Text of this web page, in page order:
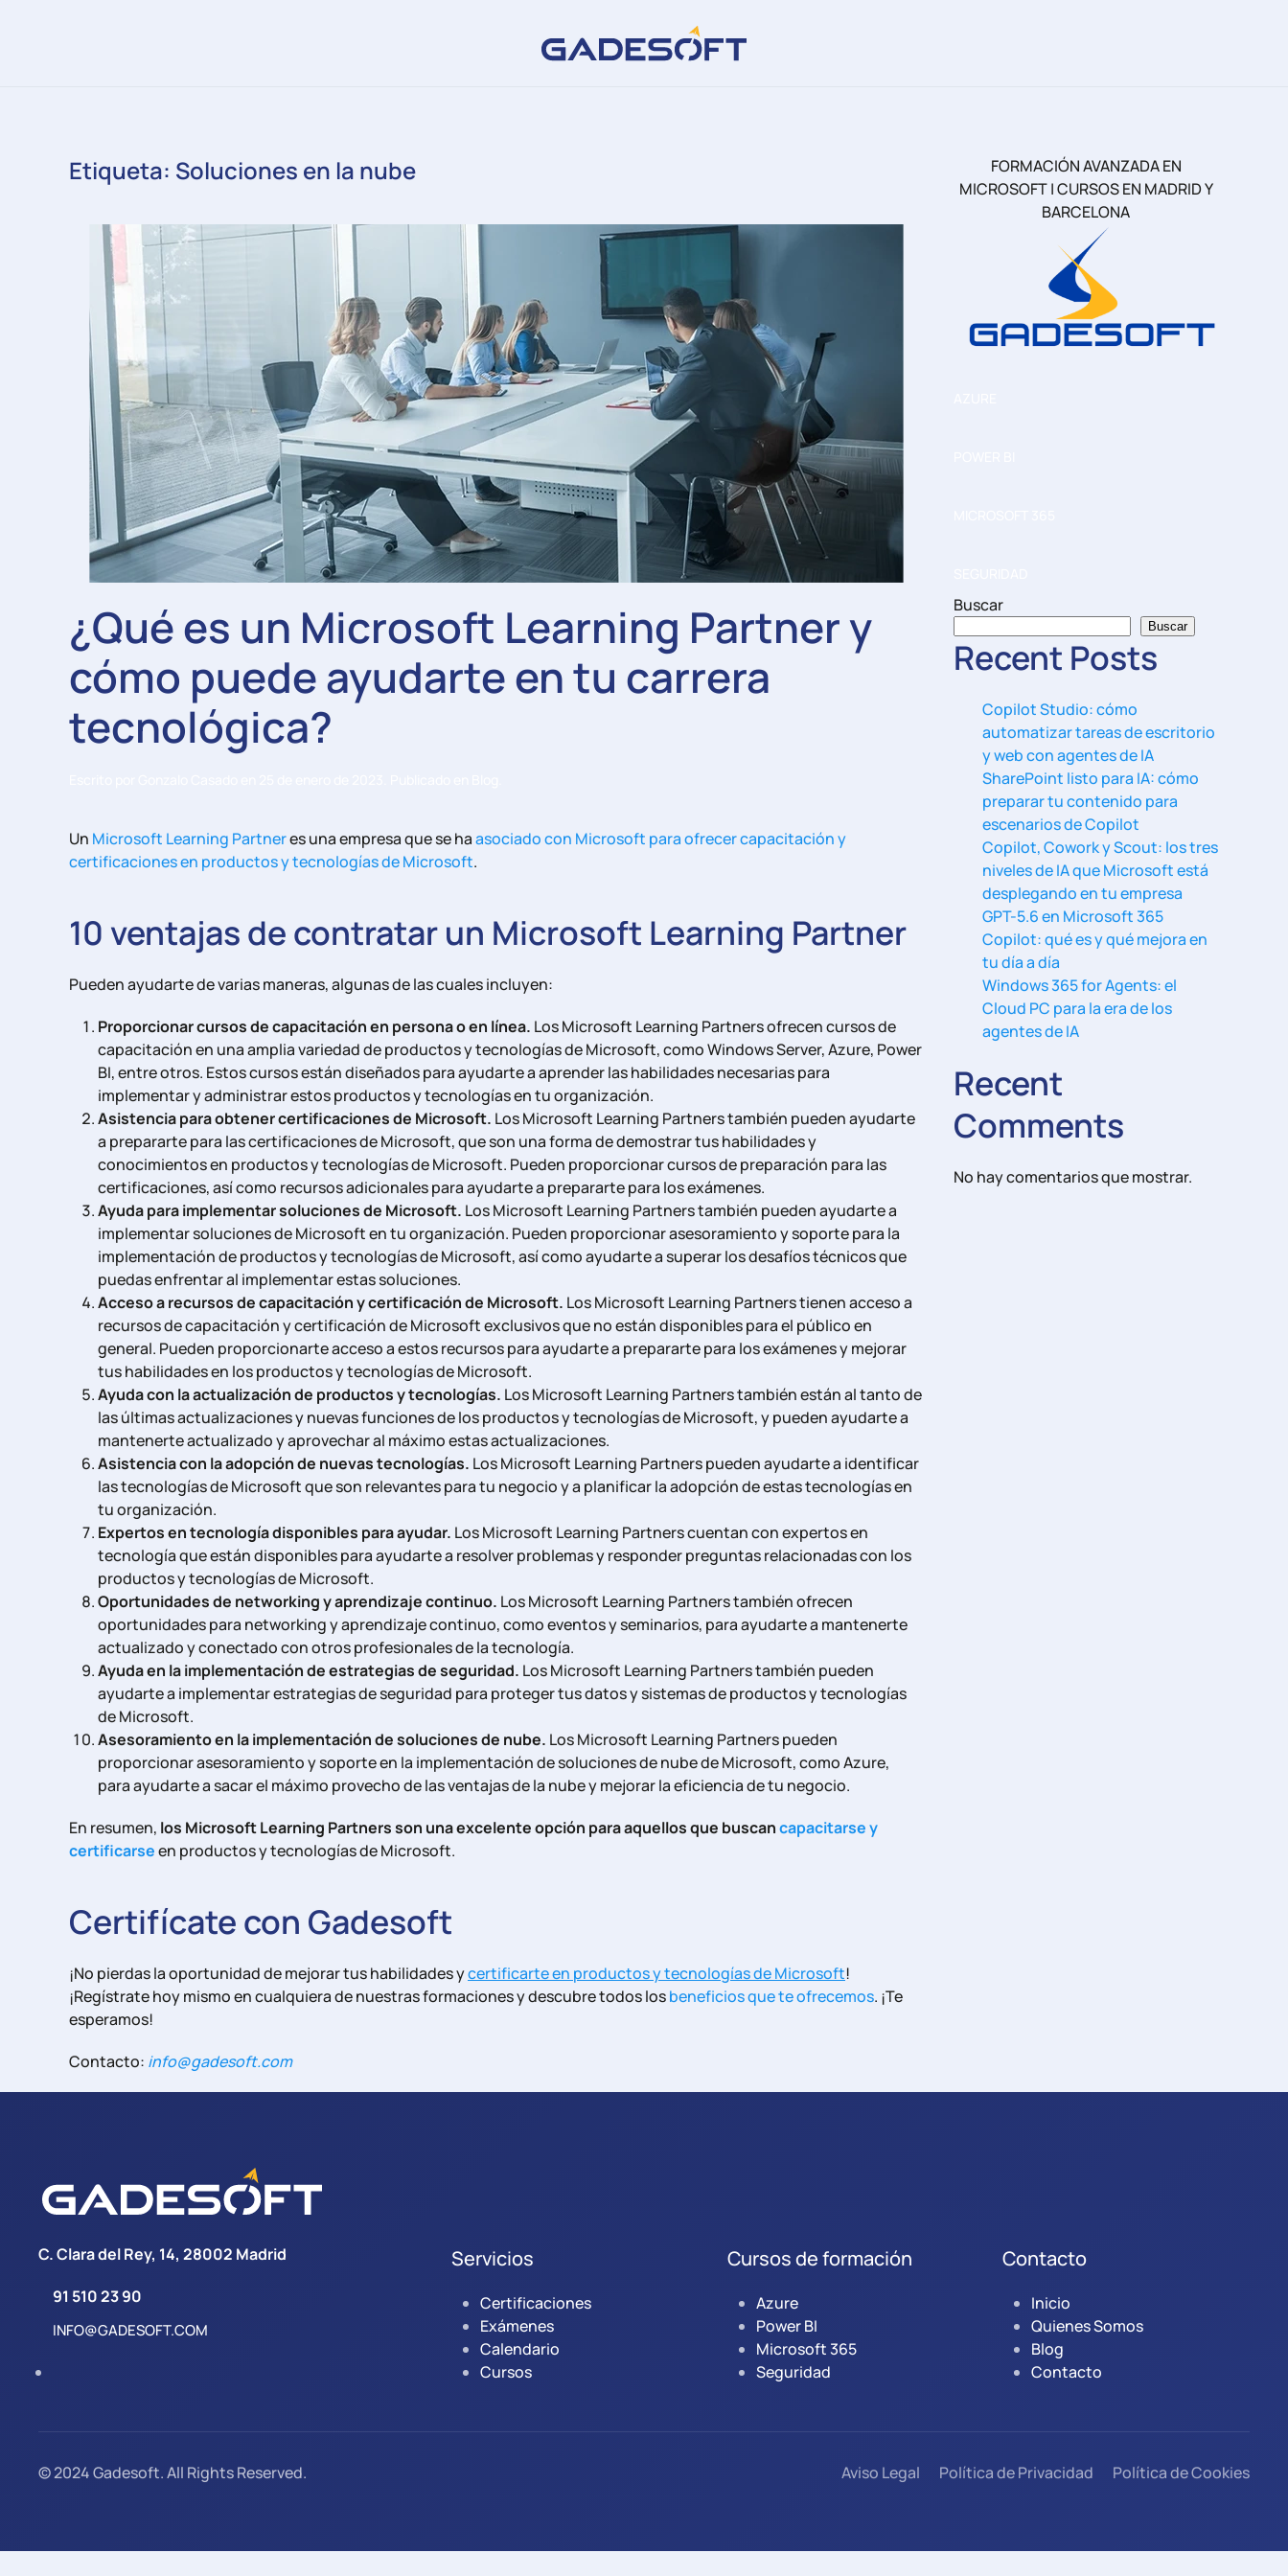
Etiqueta: Soluciones en la nube
¿Qué es un Microsoft Learning Partner y
cómo puede ayudarte en tu carrera
tecnológica?
Un Microsoft Learning Partneres una empresa que se haasociado con Microsoft para ofrecer capacitación y
certificaciones en productos y tecnologías de Microsoft.
10 ventajas de contratar un Microsoft Learning Partner
Pueden ayudarte de varias maneras, algunas de las cuales incluyen:
Proporcionar cursos de capacitación en persona o en línea. Los Microsoft Learning Partners ofrecen cursos de
capacitación en una amplia variedad de productos y tecnologías de Microsoft, como Windows Server, Azure, Power
BI, entre otros. Estos cursos están diseñados para ayudarte a aprender las habilidades necesarias para
implementar y administrar estos productos y tecnologías en tu organización.
Asistencia para obtener certificaciones de Microsoft. Los Microsoft Learning Partners también pueden ayudarte
a prepararte para las certificaciones de Microsoft, que son una forma de demostrar tus habilidades y
conocimientos en productos y tecnologías de Microsoft. Pueden proporcionar cursos de preparación para las
certificaciones, así como recursos adicionales para ayudarte a prepararte para los exámenes.
Ayuda para implementar soluciones de Microsoft. Los Microsoft Learning Partners también pueden ayudarte a
implementar soluciones de Microsoft en tu organización. Pueden proporcionar asesoramiento y soporte para la
implementación de productos y tecnologías de Microsoft, así como ayudarte a superar los desafíos técnicos que
puedas enfrentar al implementar estas soluciones.
Acceso a recursos de capacitación y certificación de Microsoft. Los Microsoft Learning Partners tienen acceso a
recursos de capacitación y certificación de Microsoft exclusivos que no están disponibles para el público en
general. Pueden proporcionarte acceso a estos recursos para ayudarte a prepararte para los exámenes y mejorar
tus habilidades en los productos y tecnologías de Microsoft.
Ayuda con la actualización de productos y tecnologías. Los Microsoft Learning Partners también están al tanto de
las últimas actualizaciones y nuevas funciones de los productos y tecnologías de Microsoft, y pueden ayudarte a
mantenerte actualizado y aprovechar al máximo estas actualizaciones.
Asistencia con la adopción de nuevas tecnologías. Los Microsoft Learning Partners pueden ayudarte a identificar
las tecnologías de Microsoft que son relevantes para tu negocio y a planificar la adopción de estas tecnologías en
tu organización.
Expertos en tecnología disponibles para ayudar. Los Microsoft Learning Partners cuentan con expertos en
tecnología que están disponibles para ayudarte a resolver problemas y responder preguntas relacionadas con los
productos y tecnologías de Microsoft.
Oportunidades de networking y aprendizaje continuo. Los Microsoft Learning Partners también ofrecen
oportunidades para networking y aprendizaje continuo, como eventos y seminarios, para ayudarte a mantenerte
actualizado y conectado con otros profesionales de la tecnología.
Ayuda en la implementación de estrategias de seguridad. Los Microsoft Learning Partners también pueden
ayudarte a implementar estrategias de seguridad para proteger tus datos y sistemas de productos y tecnologías
de Microsoft.
Asesoramiento en la implementación de soluciones de nube. Los Microsoft Learning Partners pueden
proporcionar asesoramiento y soporte en la implementación de soluciones de nube de Microsoft, como Azure,
para ayudarte a sacar el máximo provecho de las ventajas de la nube y mejorar la eficiencia de tu negocio.
En resumen, los Microsoft Learning Partners son una excelente opción para aquellos que buscancapacitarse y
certificarseen productos y tecnologías de Microsoft.
Certifícate con Gadesoft
¡No pierdas la oportunidad de mejorar tus habilidades ycertificarte en productos y tecnologías de Microsoft!
¡Regístrate hoy mismo en cualquiera de nuestras formaciones y descubre todos losbeneficios que te ofrecemos. ¡Te
esperamos!
Contacto: info@gadesoft.com
FORMACIÓN AVANZADA EN
MICROSOFT | CURSOS EN MADRID Y
BARCELONA
Buscar
Buscar
Recent Posts
Copilot Studio: cómo
automatizar tareas de escritorio
y web con agentes de IA
SharePoint listo para IA: cómo
preparar tu contenido para
escenarios de Copilot
Copilot, Cowork y Scout: los tres
niveles de IA que Microsoft está
desplegando en tu empresa
GPT-5.6 en Microsoft 365
Copilot: qué es y qué mejora en
tu día a día
Windows 365 for Agents: el
Cloud PC para la era de los
agentes de IA
Recent
Comments
No hay comentarios que mostrar.
C. Clara del Rey, 14, 28002 Madrid
91 510 23 90
INFO@GADESOFT.COM
Servicios
Certificaciones
Exámenes
Calendario
Cursos
Cursos de formación
Azure
Power BI
Microsoft 365
Seguridad
Contacto
Inicio
Quienes Somos
Blog
Contacto
© 2024 Gadesoft. All Rights Reserved. Aviso Legal Política de Privacidad Política de Cookies